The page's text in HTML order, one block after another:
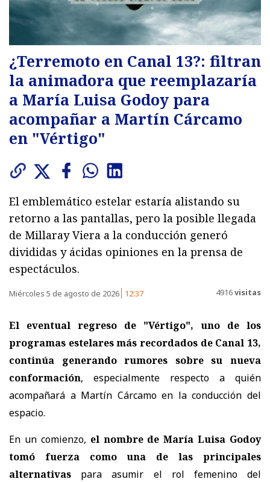
¿Terremoto en Canal 13?: filtran
la animadora que reemplazaría
a María Luisa Godoy para
acompañar a Martín Cárcamo
en "Vértigo"
El emblemático estelar estaría alistando su
retorno a las pantallas, pero la posible llegada
de Millaray Viera a la conducción generó
divididas y ácidas opiniones en la prensa de
espectáculos.
Miércoles 5 de agosto de 2026 12:37 4916visitas
El eventual regreso de "Vértigo", uno de los
programas estelares más recordados de Canal 13,
continúa generando rumores sobre su nueva
conformación, especialmente respecto a quién
acompañará a Martín Cárcamo en la conducción del
espacio.
En un comienzo, el nombre de María Luisa Godoy
tomó fuerza como una de las principales
alternativas para asumir el rol femenino del